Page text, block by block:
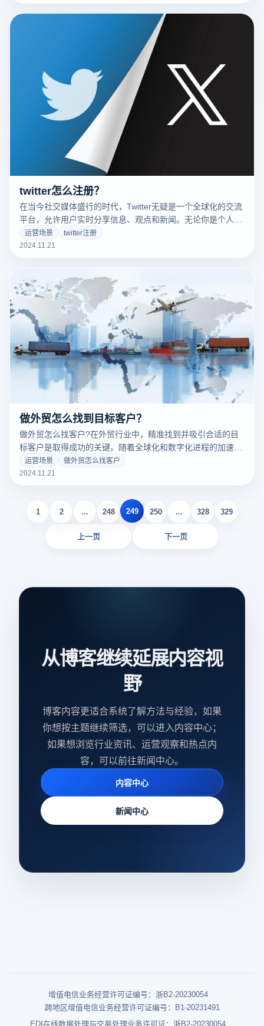
你轻松绕过这些障碍，成功注册Twitter账号。
twitter怎么注册？
在当今社交媒体盛行的时代，Twitter无疑是一个全球化的交流
平台，允许用户实时分享信息、观点和新闻。无论你是个人用
户还是企业，都可以通过Twitter扩大你的影响力。然而，
Twitter注册账号并不是一件简单的事，尤其是在一些地区可能
运营场景
twitter注册
2024.11.21
做外贸怎么找到目标客户？
做外贸怎么找客户?在外贸行业中，精准找到并吸引合适的目
标客户是取得成功的关键。随着全球化和数字化进程的加速，
外贸公司必须采取多种创新渠道和策略来定位潜在客户。通过
对市场需求的分析、利用B2B平台、优化社交媒体营销、SEO
的客户群体。本文将详细介绍几种有效的外贸客户获取策略，
帮助你在全球市场中精准定位并吸引目标客户。
运营场景
做外贸怎么找客户
2024.11.21
上一页
1 2 ... 248 249 250 ... 328 329
下一页
从博客继续延展内容视
野
博客内容更适合系统了解方法与经验，如果
你想按主题继续筛选，可以进入内容中心；
如果想浏览行业资讯、运营观察和热点内
容，可以前往新闻中心。
内容中心
新闻中心
增值电信业务经营许可证编号：浙B2-20230054
跨地区增值电信业务经营许可证编号：B1-20231491
EDI在线数据处理与交易处理业务许可证：浙B2-20230054